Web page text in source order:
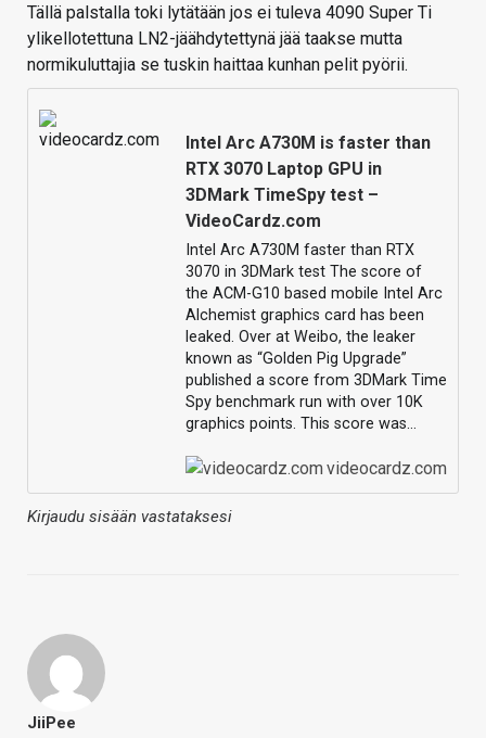
Tällä palstalla toki lytätään jos ei tuleva 4090 Super Ti
ylikellotettuna LN2-jäähdytettynä jää taakse mutta
normikuluttajia se tuskin haittaa kunhan pelit pyörii.
Intel Arc A730M is faster than
RTX 3070 Laptop GPU in
3DMark TimeSpy test –
VideoCardz.com
Intel Arc A730M faster than RTX
3070 in 3DMark test The score of
the ACM-G10 based mobile Intel Arc
Alchemist graphics card has been
leaked. Over at Weibo, the leaker
known as “Golden Pig Upgrade”
published a score from 3DMark Time
Spy benchmark run with over 10K
graphics points. This score was…
videocardz.com
Kirjaudu sisään vastataksesi
JiiPee